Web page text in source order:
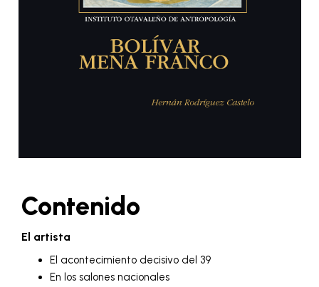
Contenido
El artista
El acontecimiento decisivo del 39
En los salones nacionales